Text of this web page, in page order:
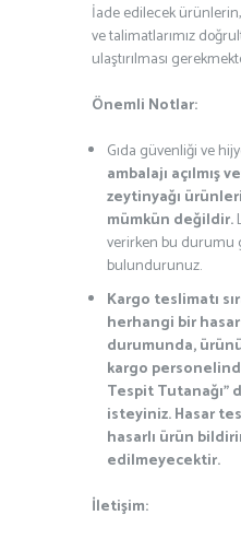
İade edilecek
ve talimatlarımız
ulaştırılması
Önemli Notlar:
Gıda güvenliği ve
ambalajı açılmış
zeytinyağı
mümkün değildir.
verirken bu durumu
bulundurunuz.
Kargo teslimatı
herhangi bir
durumunda,
kargo
Tespit Tutanağı”
isteyiniz. Hasar
hasarlı ürün
edilmeyecektir.
İletişim: